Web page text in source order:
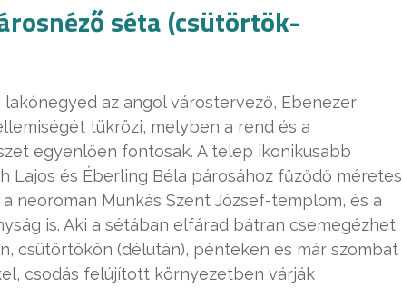
séta (csütörtök-
az angol várostervező, Ebenezer
tükrözi, melyben a rend és a
egyenlően fontosak. A telep ikonikusabb
Lajos és Éberling Béla párosához fűződő méretes
neoromán Munkás Szent József-templom, és a
is. Aki a sétában elfárad bátran csemegézhet
csütörtökön (délután), pénteken és már szombat
csodás felújított környezetben várják